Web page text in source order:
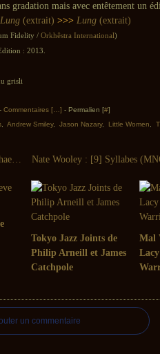
gradation mais avec entêtement un
Lung (extrait) >>> Lung (extrait)
Fidelity / Orkhêstra International)
: 2013.
grisli
Commentaires [ ] - Permalien [#]
Andrew Smiley, Jason Nazary, Little Women
Interview de Michael Esposito
Tokyo Jazz Joints de
Philip Arneill et James
Catchpole
Mal
un commentaire